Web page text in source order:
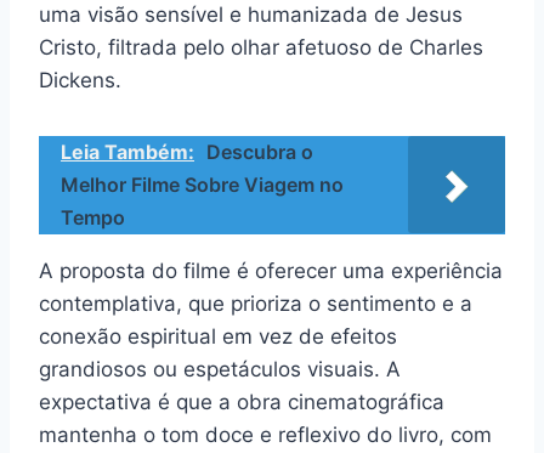
uma visão sensível e humanizada de Jesus
Cristo, filtrada pelo olhar afetuoso de Charles
Dickens.
Leia Também: Descubra o
Melhor Filme Sobre Viagem no
Tempo
A proposta do filme é oferecer uma experiência
contemplativa, que prioriza o sentimento e a
conexão espiritual em vez de efeitos
grandiosos ou espetáculos visuais. A
expectativa é que a obra cinematográfica
mantenha o tom doce e reflexivo do livro, com